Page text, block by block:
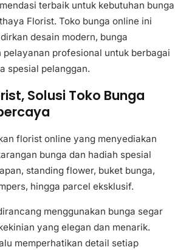
terbaik untuk kebutuhan bunga
Florist. Toko bunga online ini
desain modern, bunga
pelayanan profesional untuk berbagai
spesial pelanggan.
Solusi Toko Bunga
florist online yang menyediakan
bunga dan hadiah spesial
standing flower, buket bunga,
hingga parcel eksklusif.
menggunakan bunga segar
yang elegan dan menarik.
memperhatikan detail setiap